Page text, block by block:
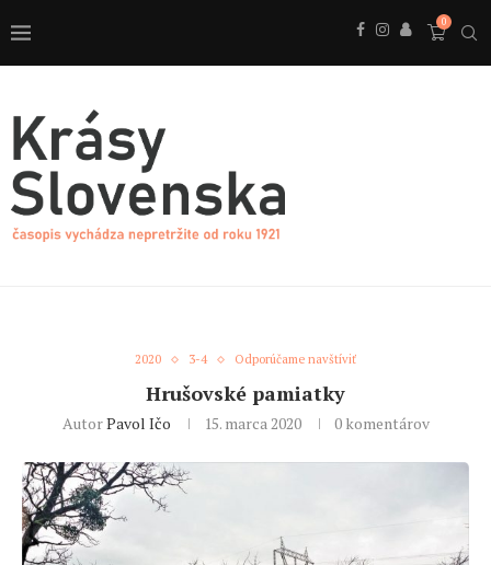
0
2020 3-4 Odporúčame navštíviť
Hrušovské pamiatky
AutorPavol Ičo 15. marca 2020 0 komentárov